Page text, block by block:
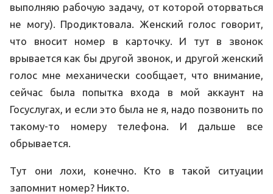
выполняю рабочую задачу, от которой оторваться
не могу). Продиктовала. Женский голос говорит,
что вносит номер в карточку. И тут в звонок
врывается как бы другой звонок, и другой женский
голос мне механически сообщает, что внимание,
сейчас была попытка входа в мой аккаунт на
Госуслугах, и если это была не я, надо позвонить по
такому-то номеру телефона. И дальше все
обрывается.
Тут они лохи, конечно. Кто в такой ситуации
запомнит номер? Никто.